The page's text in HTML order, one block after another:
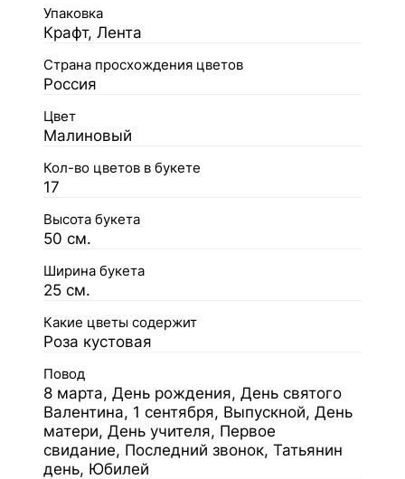
Упаковка
Крафт, Лента
Страна просхождения цветов
Россия
Цвет
Малиновый
Кол-во цветов в букете
17
Высота букета
50 см.
Ширина букета
25 см.
Какие цветы содержит
Роза кустовая
Повод
8 марта, День рождения, День святого
Валентина, 1 сентября, Выпускной, День
матери, День учителя, Первое
свидание, Последний звонок, Татьянин
день, Юбилей